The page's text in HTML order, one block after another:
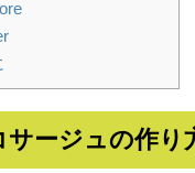
サージュの作り